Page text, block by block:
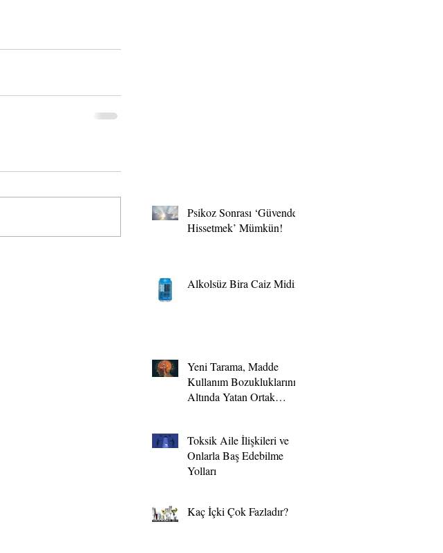
Psikoz Sonrası ‘Güvende
Hissetmek’ Mümkün!
Alkolsüz Bira Caiz Midir?
Yeni Tarama, Madde
Kullanım Bozukluklarının
Altında Yatan Ortak
Toksik Aile İlişkileri ve
Onlarla Baş Edebilme
Yolları
Kaç İçki Çok Fazladır?